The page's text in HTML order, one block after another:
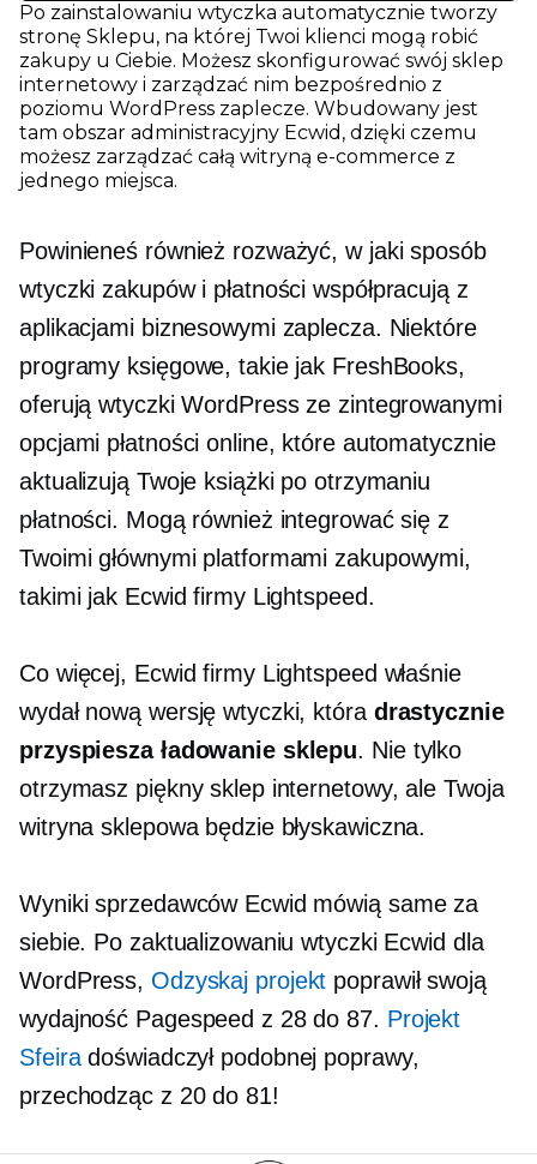
Po zainstalowaniu wtyczka automatycznie tworzy
stronę Sklepu, na której Twoi klienci mogą robić
zakupy u Ciebie. Możesz skonfigurować swój sklep
internetowy i zarządzać nim bezpośrednio z
poziomu WordPress zaplecze. Wbudowany jest
tam obszar administracyjny Ecwid, dzięki czemu
możesz zarządzać całą witryną e-commerce z
jednego miejsca.
Powinieneś również rozważyć, w jaki sposób
wtyczki zakupów i płatności współpracują z
aplikacjami biznesowymi zaplecza. Niektóre
programy księgowe, takie jak FreshBooks,
oferują wtyczki WordPress ze zintegrowanymi
opcjami płatności online, które automatycznie
aktualizują Twoje książki po otrzymaniu
płatności. Mogą również integrować się z
Twoimi głównymi platformami zakupowymi,
takimi jak Ecwid firmy Lightspeed.
Co więcej, Ecwid firmy Lightspeed właśnie
wydał nową wersję wtyczki, która drastycznie
przyspiesza ładowanie sklepu. Nie tylko
otrzymasz piękny sklep internetowy, ale Twoja
witryna sklepowa będzie błyskawiczna.
Wyniki sprzedawców Ecwid mówią same za
siebie. Po zaktualizowaniu wtyczki Ecwid dla
WordPress, Odzyskaj projekt poprawił swoją
wydajność Pagespeed z 28 do 87. Projekt
Sfeiradoświadczył podobnej poprawy,
przechodząc z 20 do 81!